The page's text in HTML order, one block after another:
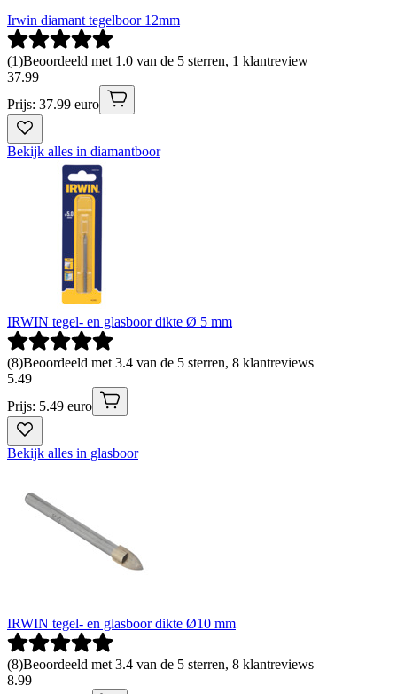
Irwin diamant tegelboor 12mm
(1)Beoordeeld met 1.0 van de 5 sterren, 1 klantreview
37.99
Prijs: 37.99 euro
Bekijk alles in diamantboor
IRWIN tegel- en glasboor dikte Ø 5 mm
(8)Beoordeeld met 3.4 van de 5 sterren, 8 klantreviews
5.49
Prijs: 5.49 euro
Bekijk alles in glasboor
IRWIN tegel- en glasboor dikte Ø10 mm
(8)Beoordeeld met 3.4 van de 5 sterren, 8 klantreviews
8.99